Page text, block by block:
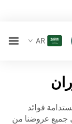
AR
فوائد
جميع عروضنا من